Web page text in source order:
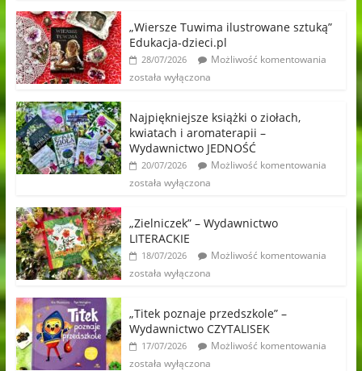
„Wiersze Tuwima ilustrowane sztuką”
Edukacja-dzieci.pl
28/07/2026
Możliwość komentowania
została wyłączona
Najpiękniejsze książki o ziołach,
kwiatach i aromaterapii –
Wydawnictwo JEDNOŚĆ
20/07/2026
Możliwość komentowania
została wyłączona
„Zielniczek” – Wydawnictwo
LITERACKIE
18/07/2026
Możliwość komentowania
została wyłączona
„Titek poznaje przedszkole” –
Wydawnictwo CZYTALISEK
17/07/2026
Możliwość komentowania
została wyłączona